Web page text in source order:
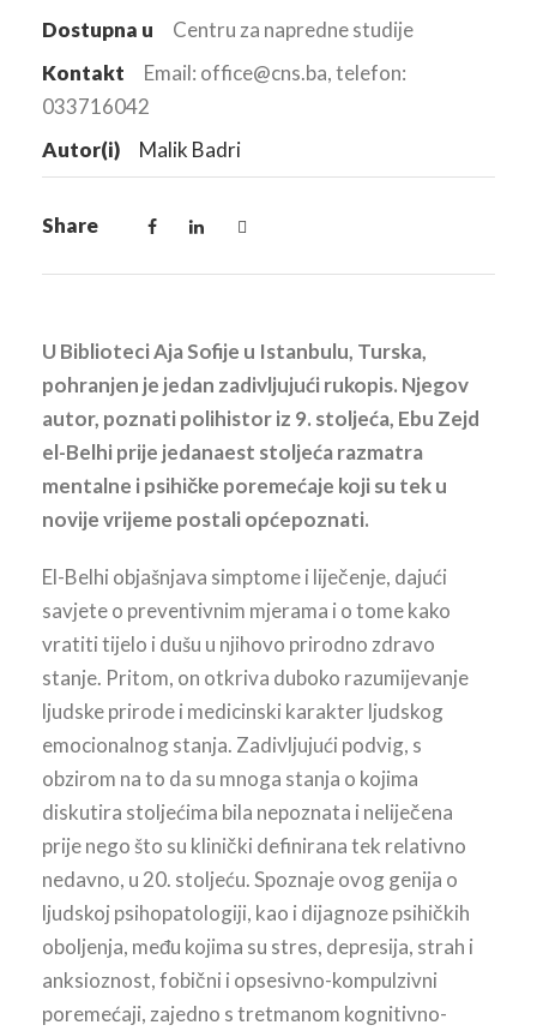
Dostupna u
Centru za napredne studije
Kontakt
Email: office@cns.ba, telefon:
033716042
Autor(i)
Malik Badri
Share
U Biblioteci Aja Sofije u Istanbulu, Turska,
pohranjen je jedan zadivljujući rukopis. Njegov
autor, poznati polihistor iz 9. stoljeća, Ebu Zejd
el-Belhi prije jedanaest stoljeća razmatra
mentalne i psihičke poremećaje koji su tek u
novije vrijeme postali općepoznati.
El-Belhi objašnjava simptome i liječenje, dajući
savjete o preventivnim mjerama i o tome kako
vratiti tijelo i dušu u njihovo prirodno zdravo
stanje. Pritom, on otkriva duboko razumijevanje
ljudske prirode i medicinski karakter ljudskog
emocionalnog stanja. Zadivljujući podvig, s
obzirom na to da su mnoga stanja o kojima
diskutira stoljećima bila nepoznata i neliječena
prije nego što su klinički definirana tek relativno
nedavno, u 20. stoljeću. Spoznaje ovog genija o
ljudskoj psihopatologiji, kao i dijagnoze psihičkih
oboljenja, među kojima su stres, depresija, strah i
anksioznost, fobični i opsesivno-kompulzivni
poremećaji, zajedno s tretmanom kognitivno-